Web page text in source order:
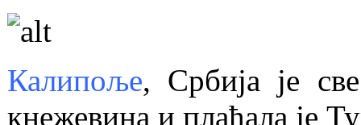
Калипоље, Србија је
кнежевина и плаћала је